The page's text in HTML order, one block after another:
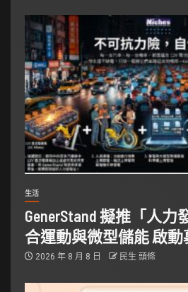
生活
GenerStand 擬推「人力
合運動與微型儲能 啟
2026 年 8 月 8 日 民生 頭條